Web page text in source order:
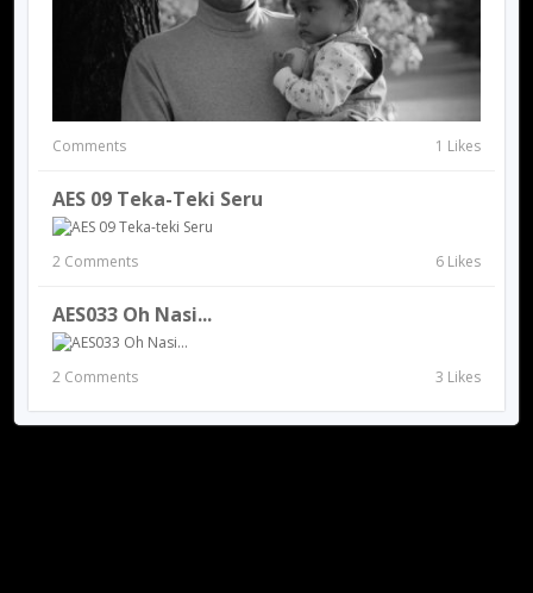
Comments 1 Likes
AES 09 Teka-Teki Seru
2 Comments 6 Likes
AES033 Oh Nasi...
2 Comments 3 Likes